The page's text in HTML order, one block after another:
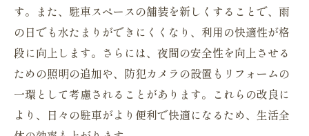
す。また、駐車スペースの舗装を新しくすることで、雨
の日でも水たまりができにくくなり、利用の快適性が格
段に向上します。さらには、夜間の安全性を向上させる
ための照明の追加や、防犯カメラの設置もリフォームの
一環として考慮されることがあります。これらの改良に
より、日々の駐車がより便利で快適になるため、生活全